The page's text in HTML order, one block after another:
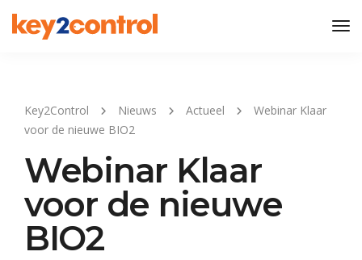
Key2Control Nieuws Actueel
Webinar Klaar
voor de nieuwe BIO2
Webinar Klaar
voor de nieuwe
BIO2